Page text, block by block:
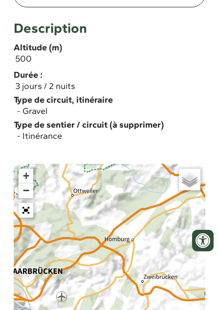
Description
Altitude (m)
500
Durée :
3 jours / 2 nuits
Type de circuit, itinéraire
Gravel
Type de sentier / circuit (à supprimer)
Itinérance
+
−